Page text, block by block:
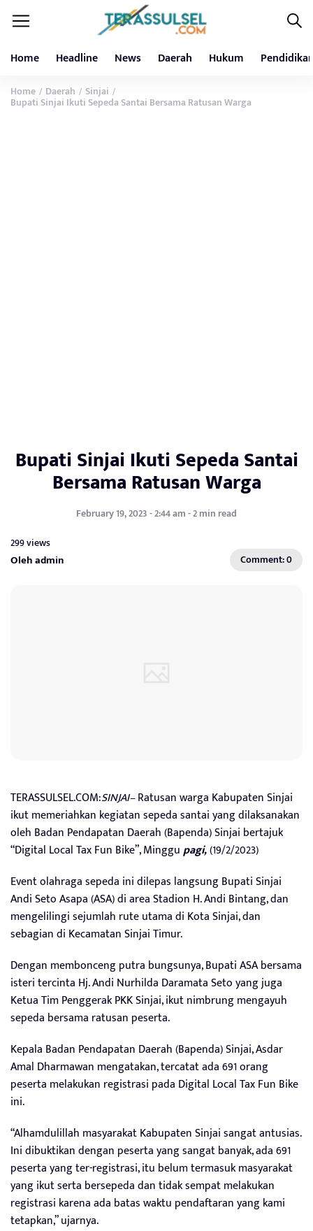
Home Headline News Daerah Hukum
Home / Daerah / Sinjai /
Bupati Sinjai Ikuti Sepeda Santai Bersama Ratusan Warga
Bupati Sinjai Ikuti Sepeda Santai
Bersama Ratusan Warga
February 19, 2023 - 2:44 am - 2 min read
299 views
Oleh admin Comment: 0
TERASSULSEL.COM:SINJAI–Ratusan warga Kabupaten Sinjai
ikut memeriahkan kegiatan sepeda santai yang dilaksanakan
oleh Badan Pendapatan Daerah (Bapenda) Sinjai bertajuk
“Digital Local Tax Fun Bike”, Minggupagi,(19/2/2023)
Event olahraga sepeda ini dilepas langsung Bupati Sinjai
Andi Seto Asapa (ASA) di area Stadion H. Andi Bintang, dan
mengelilingi sejumlah rute utama di Kota Sinjai, dan
sebagian di Kecamatan Sinjai Timur.
Dengan membonceng putra bungsunya, Bupati ASA bersama
isteri tercinta Hj. Andi Nurhilda Daramata Seto yang juga
Ketua Tim Penggerak PKK Sinjai, ikut nimbrung mengayuh
sepeda bersama ratusan peserta.
Kepala Badan Pendapatan Daerah (Bapenda) Sinjai, Asdar
Amal Dharmawan mengatakan, tercatat ada 691 orang
peserta melakukan registrasi pada Digital Local Tax Fun Bike
ini.
“Alhamdulillah masyarakat Kabupaten Sinjai sangat antusias.
Ini dibuktikan dengan peserta yang sangat banyak, ada 691
peserta yang ter-registrasi, itu belum termasuk masyarakat
yang ikut serta bersepeda dan tidak sempat melakukan
registrasi karena ada batas waktu pendaftaran yang kami
tetapkan,” ujarnya.